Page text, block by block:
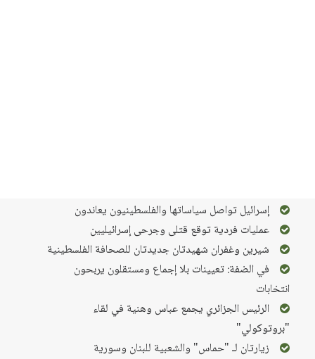
إسرائيل تواصل سياساتها والفلسطينيون يعاندون
عمليات فردية توقع قتلى وجرحى إسرائيليين
شيرين وغفران شهيدتان جديدتان للصحافة الفلسطينية
في الضفة: تعيينات بلا إجماع ومستقلون يربحون
انتخابات
الرئيس الجزائري يجمع عباس وهنية في لقاء
"بروتوكولي"
زيارتان لـ "حماس" والشعبية للبنان وسورية